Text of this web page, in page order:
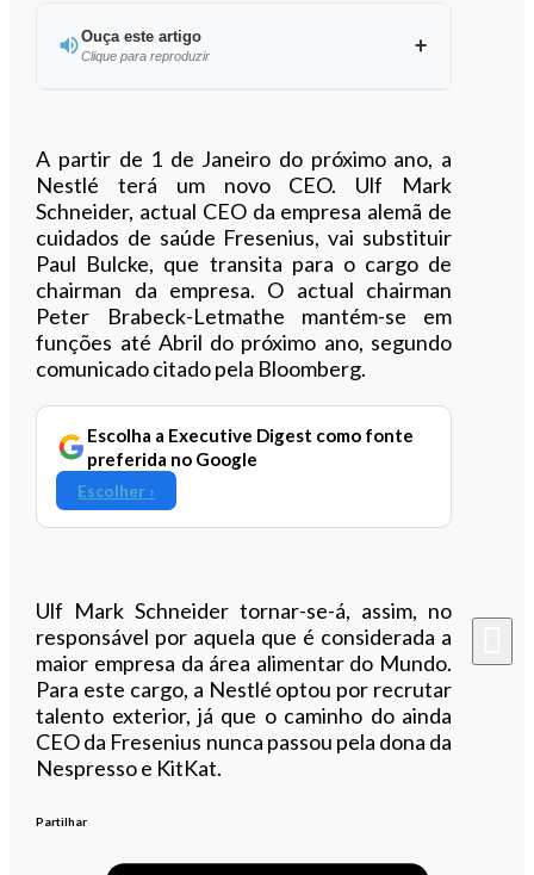
Ouça este artigo
Clique para reproduzir
A partir de 1 de Janeiro do próximo ano, a
Nestlé terá um novo CEO. Ulf Mark
Schneider, actual CEO da empresa alemã de
cuidados de saúde Fresenius, vai substituir
Paul Bulcke, que transita para o cargo de
chairman da empresa. O actual chairman
Peter Brabeck-Letmathe mantém-se em
funções até Abril do próximo ano, segundo
comunicado citado pela Bloomberg.
Escolha a Executive Digest como fonte
preferida no Google
Escolher ›
Ulf Mark Schneider tornar-se-á, assim, no
responsável por aquela que é considerada a
maior empresa da área alimentar do Mundo.
Para este cargo, a Nestlé optou por recrutar
talento exterior, já que o caminho do ainda
CEO da Fresenius nunca passou pela dona da
Nespresso e KitKat.
Partilhar